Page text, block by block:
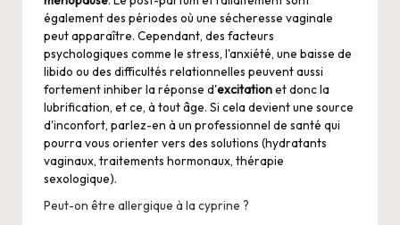
également des périodes où une sécheresse vaginale
peut apparaître. Cependant, des facteurs
psychologiques comme le stress, l'anxiété, une baisse de
libido ou des difficultés relationnelles peuvent aussi
fortement inhiber la réponse d'excitationet donc la
lubrification, et ce, à tout âge. Si cela devient une source
d'inconfort, parlez-en à un professionnel de santé qui
pourra vous orienter vers des solutions (hydratants
vaginaux, traitements hormonaux, thérapie
sexologique).
Peut-on être allergique à la cyprine ?